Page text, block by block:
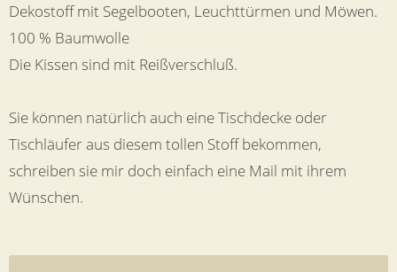
Dekostoff mit Segelbooten, Leuchttürmen und Möwen.
100 % Baumwolle
Die Kissen sind mit Reißverschluß.
Sie können natürlich auch eine Tischdecke oder
Tischläufer aus diesem tollen Stoff bekommen,
schreiben sie mir doch einfach eine Mail mit ihrem
Wünschen.